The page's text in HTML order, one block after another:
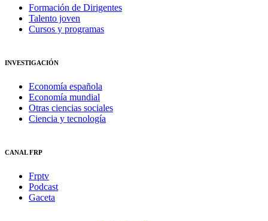
Formación de Dirigentes
Talento joven
Cursos y programas
INVESTIGACIÓN
Economía española
Economía mundial
Otras ciencias sociales
Ciencia y tecnología
CANAL FRP
Frptv
Podcast
Gaceta